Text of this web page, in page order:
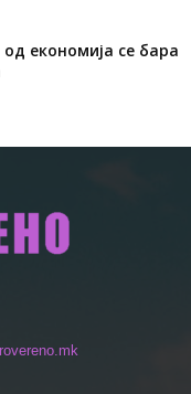
економија се бара